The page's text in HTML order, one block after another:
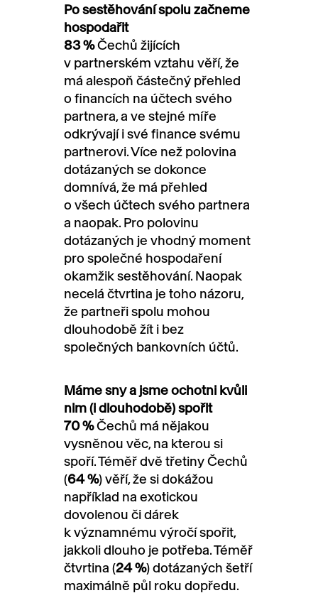
Po sestěhování spolu začneme
hospodařit
83 %Čechů žijících
v partnerském vztahu věří, že
má alespoň částečný přehled
o financích na účtech svého
partnera, a ve stejné míře
odkrývají i své finance svému
partnerovi. Více než polovina
dotázaných se dokonce
domnívá, že má přehled
o všech účtech svého partnera
a naopak. Pro polovinu
dotázaných je vhodný moment
pro společné hospodaření
okamžik sestěhování. Naopak
necelá čtvrtina je toho názoru,
že partneři spolu mohou
dlouhodobě žít i bez
společných bankovních účtů.
Máme sny a jsme ochotni kvůli
nim (i dlouhodobě) spořit
70 %Čechů má nějakou
vysněnou věc, na kterou si
spoří. Téměř dvě třetiny Čechů
(64 %) věří, že si dokážou
například na exotickou
dovolenou či dárek
k významnému výročí spořit,
jakkoli dlouho je potřeba. Téměř
čtvrtina (24 %) dotázaných šetří
maximálně půl roku dopředu.